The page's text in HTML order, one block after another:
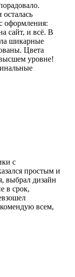
оформления:
сайт, и всё. В
шикарные
Цвета
уровне!
с
простым и
выбрал дизайн
в срок,
всем,